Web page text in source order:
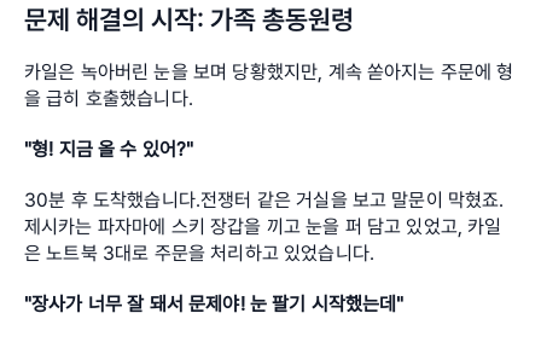
문제 해결의 시작: 가족 총동원령
카일은 녹아버린 눈을 보며 당황했지만, 계속 쏟아지는 주문에 형
을 급히 호출했습니다.
"형! 지금 올 수 있어?"
30분 후 도착했습니다.전쟁터 같은 거실을 보고 말문이 막혔죠.
제시카는 파자마에 스키 장갑을 끼고 눈을 퍼 담고 있었고, 카일
은 노트북 3대로 주문을 처리하고 있었습니다.
"장사가 너무 잘 돼서 문제야! 눈 팔기 시작했는데"